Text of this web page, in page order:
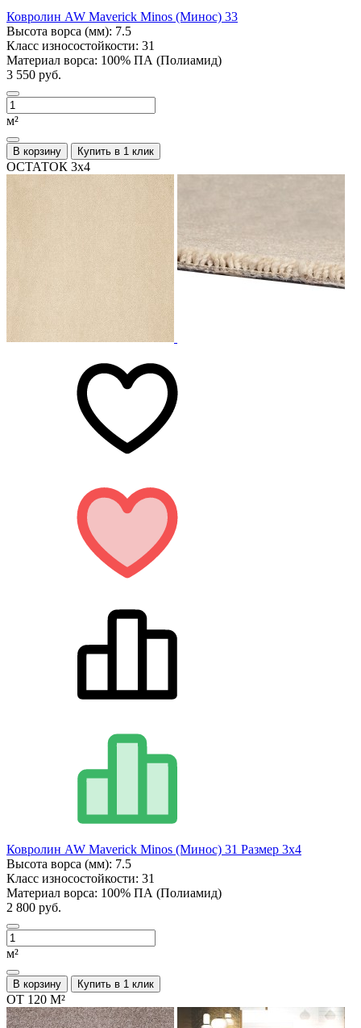
Ковролин AW Maverick Minos (Минос) 33
Высота ворса (мм): 7.5
Класс износостойкости: 31
Материал ворса: 100% ПА (Полиамид)
3 550 руб.
м²
В корзину Купить в 1 клик
ОСТАТОК 3х4
Ковролин AW Maverick Minos (Минос) 31 Размер 3х4
Высота ворса (мм): 7.5
Класс износостойкости: 31
Материал ворса: 100% ПА (Полиамид)
2 800 руб.
м²
В корзину Купить в 1 клик
ОТ 120 М²